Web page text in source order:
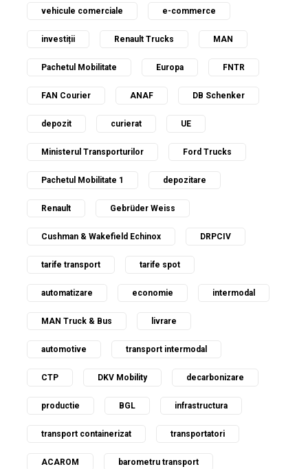
vehicule comerciale e-commerce
investiții Renault Trucks MAN
Pachetul Mobilitate Europa FNTR
FAN Courier ANAF DB Schenker
depozit curierat UE
Ministerul Transporturilor Ford Trucks
Pachetul Mobilitate 1 depozitare
Renault Gebrüder Weiss
Cushman & Wakefield Echinox DRPCIV
tarife transport tarife spot
automatizare economie intermodal
MAN Truck & Bus livrare
automotive transport intermodal
CTP DKV Mobility decarbonizare
productie BGL infrastructura
transport containerizat transportatori
ACAROM barometru transport